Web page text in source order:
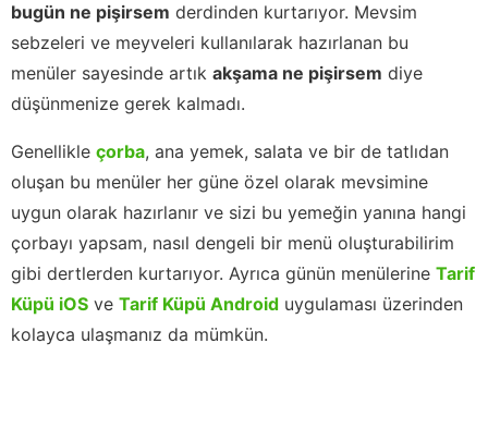
bugün ne pişirsem derdinden kurtarıyor. Mevsim
sebzeleri ve meyveleri kullanılarak hazırlanan bu
menüler sayesinde artık akşama ne pişirsem diye
düşünmenize gerek kalmadı.
Genellikle çorba, ana yemek, salata ve bir de tatlıdan
oluşan bu menüler her güne özel olarak mevsimine
uygun olarak hazırlanır ve sizi bu yemeğin yanına hangi
çorbayı yapsam, nasıl dengeli bir menü oluşturabilirim
gibi dertlerden kurtarıyor. Ayrıca günün menülerine Tarif
Küpü iOS ve Tarif Küpü Android uygulaması üzerinden
kolayca ulaşmanız da mümkün.